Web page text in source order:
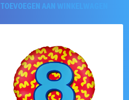
TOEVOEGEN AAN WINKELWAGEN